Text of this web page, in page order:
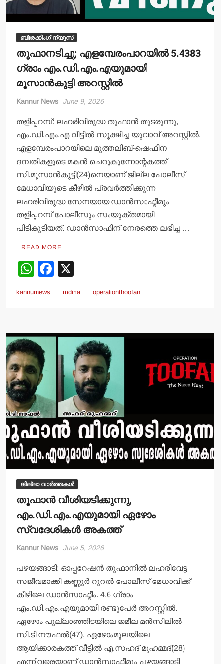
ബ്രേക്കിംഗ് ന്യൂസ്
തൂഫാനടിച്ചു; എളമ്പേരംപാറയില്‍ 5.4383
ഗ്രാം എം.ഡി.എം.എയുമായി
മൂസാന്‍കുട്ടി അറസ്റ്റില്‍
Kannur News June 9, 2026
തളിപ്പറമ്പ്: ലഹരിവിരുദ്ധ തൂഫാന്‍ തുടരുന്നു,
എം.ഡി.എം.എ വീട്ടില്‍ സൂക്ഷിച്ച യുവാവ് അറസ്റ്റില്‍.
എളമ്പേരംപാറയിലെ മുത്തലിബ്-ഷെഫീന
ദമ്പതികളുടെ മകന്‍ ചെറുകുന്നോന്റകത്ത്
സി.മൂസാന്‍കുട്ടി(24)നെയാണ് ജില്ല പോലീസ്
മേധാവിയുടെ കീഴില്‍ പ്രവര്‍ത്തിക്കുന്ന
ലഹരിവിരുദ്ധ സേനയായ ഡാന്‍സാഫ്ടീമും
തളിപ്പറമ്പ് പോലീസും സംയുക്തമായി
പിടികൂടിയത്. ഡാന്‍സാഫിന് നേരത്തെ ലഭിച്ച …
READ MORE
W
at
A
p
p
F
c
b
o
k
kannurnews mdma operationthoofan
ജില്ലാ വാർത്തകൾ
തൂഫാന്‍ വീശിയടിക്കുന്നു,
എം.ഡി.എം.എയുമായി ഏഴോം
സ്വദേശികള്‍ അകത്ത്
Kannur News June 5, 2026
പഴയങ്ങാടി: ഓപ്പറേഷന്‍ തൂഫാനില്‍ ലഹരിവേട്ട
സജീവമാക്കി കണ്ണൂര്‍ റൂറല്‍ പോലീസ് മേധാവിക്ക്
കീഴിലെ ഡാന്‍സാഫ്ടീം. 4.6 ഗ്രാം
എം.ഡി.എം.എയുമായി രണ്ടുപേര്‍ അറസ്റ്റില്‍.
ഏഴോം പുല്ലാഞ്ഞിടയിലെ ജമീല മന്‍സിലില്‍
സി.ടി.നൗഫല്‍(47), ഏഴോംമൂലയിലെ
ആയിക്കാരകത്ത് വീട്ടില്‍ എ.സഹദ് മുഹമ്മദ്(28)
എന്നിവരെയാണ് ഡാന്‍സാഫ്ടീമും പഴയങ്ങാടി